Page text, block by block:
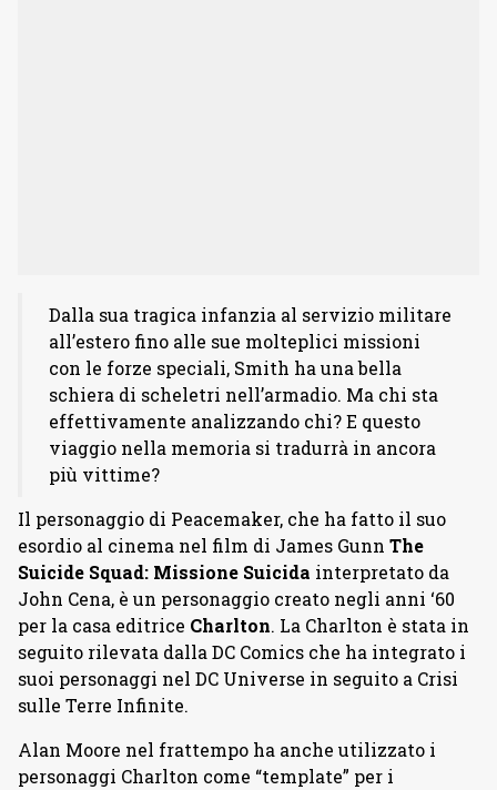
Dalla sua tragica infanzia al servizio militare
all’estero fino alle sue molteplici missioni
con le forze speciali, Smith ha una bella
schiera di scheletri nell’armadio. Ma chi sta
effettivamente analizzando chi? E questo
viaggio nella memoria si tradurrà in ancora
più vittime?
Il personaggio di Peacemaker, che ha fatto il suo
esordio al cinema nel film di James Gunn The
Suicide Squad: Missione Suicida interpretato da
John Cena, è un personaggio creato negli anni ‘60
per la casa editrice Charlton. La Charlton è stata in
seguito rilevata dalla DC Comics che ha integrato i
suoi personaggi nel DC Universe in seguito a Crisi
sulle Terre Infinite.
Alan Moore nel frattempo ha anche utilizzato i
personaggi Charlton come “template” per i